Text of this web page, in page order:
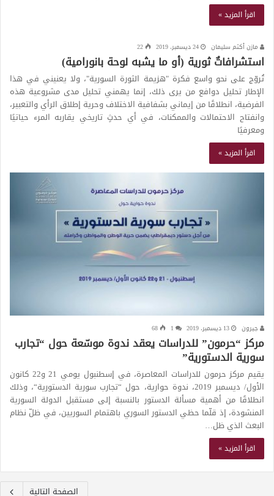
اقرأ المزيد »
مازن أكثم سليمان 24 ديسمبر، 2019 22
استشرافاتٌ ثورية (أو ما يشبه لوحة بانورامية)
تُروّج على نحو واسع فكرة "هزيمة الثورة السورية"، ولا يعنيني في هذا
الإطار تحليل دوافع من يرى ذلك، إنما يهمني تحليل مدى مشروعية هذه
الفرضية، انطلاقًا من إيماني بشفافية الاختلاف وحرية إطلاق الرأي والتعبير،
وانفتاح الاحتمالات والممكنات، في أي حدثٍ تاريخي يقاربه المرء حياتيًا
ومعرفيًا
اقرأ المزيد »
جيرون 13 ديسمبر، 2019 68
مركز “حرمون” للدراسات يعقد ندوة موسّعة حول “تجارب
سورية الدستورية”
يقيم مركز حرمون للدراسات المعاصرة، في إسطنبول يومي 21 و22 كانون
الأول/ ديسمبر 2019، ندوة حوارية، حول “تجارب سورية الدستورية“، وذلك
انطلاقًا من أهمية مسألة الدستور بالنسبة إلى مستقبل الدولة السورية
المنشودة، إذ قلّما حظي الدستور السوري باهتمام السوريين، في ظلّ نظام
البعث الذي ظل…
اقرأ المزيد »
الصفحة التالية